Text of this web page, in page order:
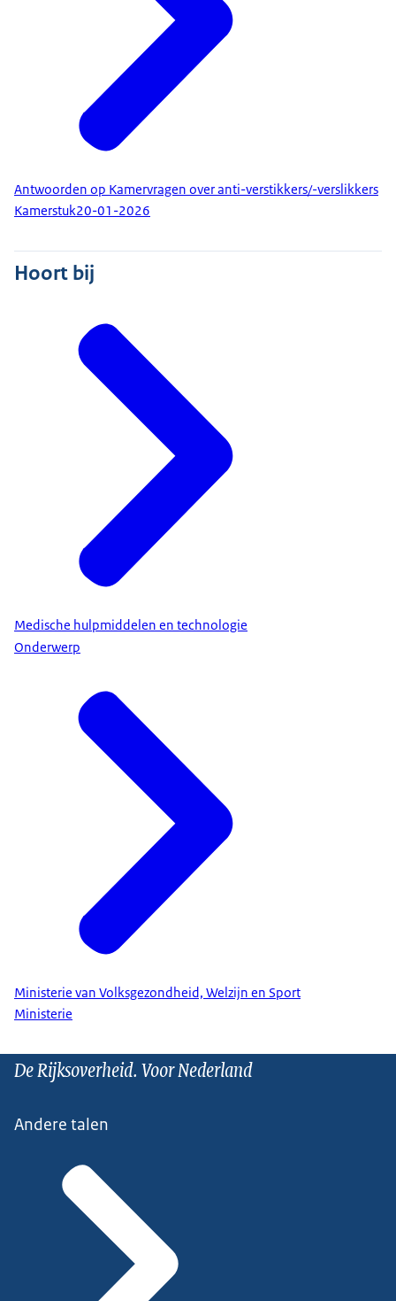
Antwoorden op Kamervragen over anti-verstikkers/-verslikkers
Kamerstuk20-01-2026
Hoort bij
Medische hulpmiddelen en technologie
Onderwerp
Ministerie van Volksgezondheid, Welzijn en Sport
Ministerie
De Rijksoverheid. Voor Nederland
Andere talen